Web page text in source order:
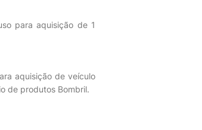
para aquisição de 1
aquisição de veículo
de produtos Bombril.